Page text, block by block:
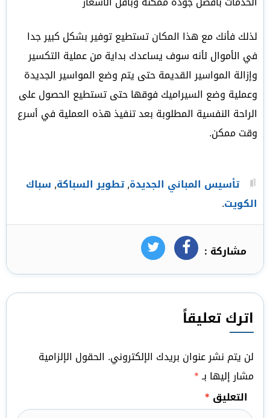
لذلك فأنك مع هذا المكان تستطيع توفير بشكل كبير جدا
في الأموال لأنه سوف يساعدك بداية من عملية التكسير
وإزالة المواسير القديمة حتى يتم وضع المواسير الجديدة
وعملية وضع السيراميك فوقها حتى تستطيع الحصول على
الراحة النفسية المطلوبة بعد تنفيذ هذه العملية في أسرع
وقت ممكن.
تأسيس المباني الجديدة,تطوير السباكة, سباك
الكويت.
مشاركة : فيسبوكتويتر
اترك تعليقاً
لن يتم نشر عنوان بريدك الإلكتروني. الحقول الإلزامية
مشار إليها بـ*
التعليق *